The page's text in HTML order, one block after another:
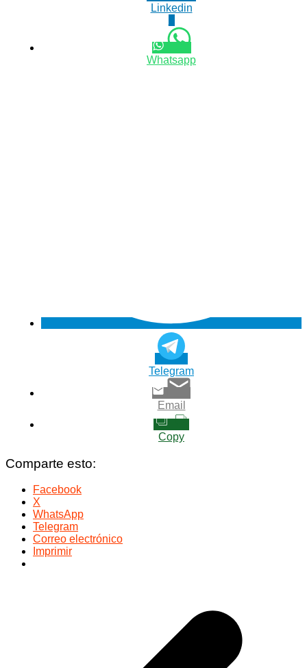
Linkedin
Whatsapp
Telegram
Email
Copy
Comparte esto:
Facebook
X
WhatsApp
Telegram
Correo electrónico
Imprimir